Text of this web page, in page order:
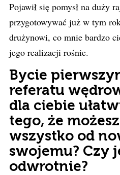
Pojawił się pomysł na duży
przygotowywać już w tym
drużynowi, co mnie bardzo
jego realizacji rośnie.
Bycie
referatu
dla ciebie
tego, że
wszystko od
swojemu? Czy
odwrotnie?